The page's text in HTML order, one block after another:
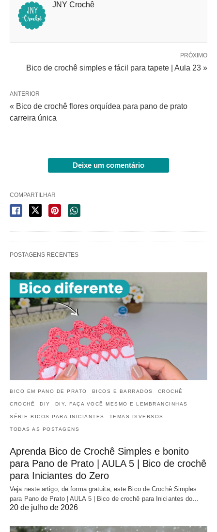
JNY Crochê
PRÓXIMO
Bico de crochê simples e fácil para tapete | Aula 23 »
ANTERIOR
« Bico de crochê flores orquídea para pano de prato
carreira única
Deixe um comentário
COMPARTILHAR
POSTAGENS RECENTES
BICO EM PANO DE PRATO BICOS E BARRADOS CROCHÊ
CROCHÊ DIY DIY, FAÇA VOCÊ MESMO E LEMBRANCINHAS
SÉRIE BICOS PARA INICIANTES TEMAS DIVERSOS
TODAS AS POSTAGENS
Aprenda Bico de Crochê Simples e bonito
para Pano de Prato | AULA 5 | Bico de crochê
para Iniciantes do Zero
Veja neste artigo, de forma gratuita, este Bico de Crochê Simples
para Pano de Prato | AULA 5 | Bico de crochê para Iniciantes do…
20 de julho de 2026